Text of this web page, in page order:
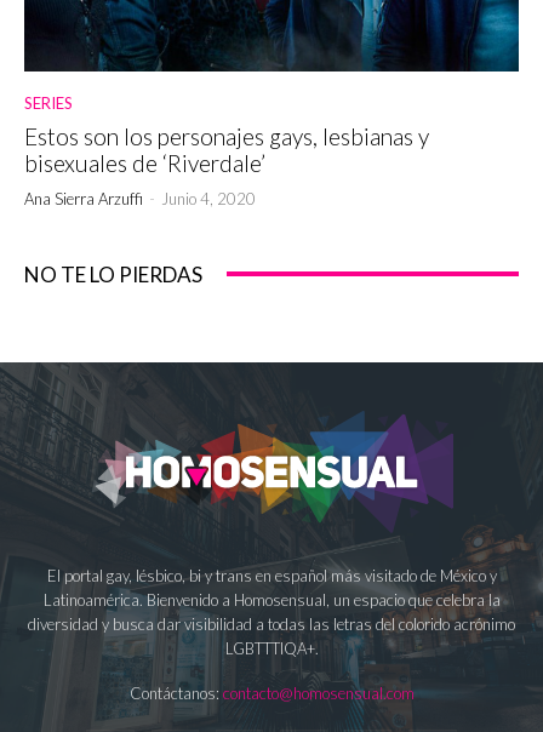
SERIES
Estos son los personajes gays, lesbianas y
bisexuales de ‘Riverdale’
Ana Sierra Arzuffi - Junio 4, 2020
NO TE LO PIERDAS
El portal gay, lésbico, bi y trans en español más visitado de México y
Latinoamérica. Bienvenido a Homosensual, un espacio que celebra la
diversidad y busca dar visibilidad a todas las letras del colorido acrónimo
LGBTTTIQA+.
Contáctanos: contacto@homosensual.com